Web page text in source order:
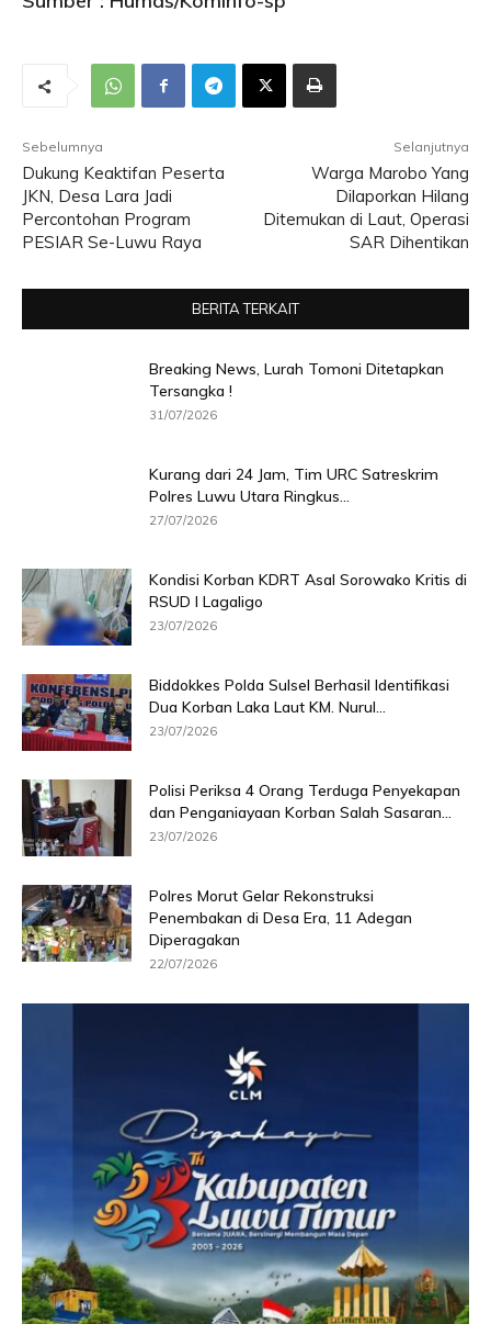
Sebelumnya
Dukung Keaktifan Peserta
JKN, Desa Lara Jadi
Percontohan Program
PESIAR Se-Luwu Raya
Selanjutnya
Warga Marobo Yang
Dilaporkan Hilang
Ditemukan di Laut, Operasi
SAR Dihentikan
BERITA TERKAIT
Breaking News, Lurah Tomoni Ditetapkan
Tersangka !
31/07/2026
Kurang dari 24 Jam, Tim URC Satreskrim
Polres Luwu Utara Ringkus...
27/07/2026
Kondisi Korban KDRT Asal Sorowako Kritis di
RSUD I Lagaligo
23/07/2026
Biddokkes Polda Sulsel Berhasil Identifikasi
Dua Korban Laka Laut KM. Nurul...
23/07/2026
Polisi Periksa 4 Orang Terduga Penyekapan
dan Penganiayaan Korban Salah Sasaran...
23/07/2026
Polres Morut Gelar Rekonstruksi
Penembakan di Desa Era, 11 Adegan
Diperagakan
22/07/2026